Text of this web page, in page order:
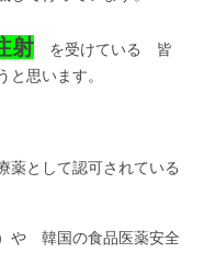
射 を受けている 皆
思います。
薬として認可されている
や 韓国の食品医薬安全